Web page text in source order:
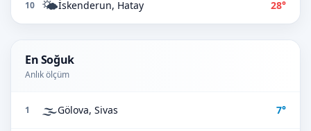
10 🌤️İskenderun, Hatay 28°
En Soğuk
Anlık ölçüm
1 🌫️Gölova, Sivas 7°